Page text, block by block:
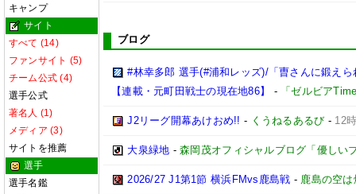
キャンプ
サイト
すべて (14)
ファンサイト (5)
チーム公式 (4)
選手公式
著名人 (1)
メディア (3)
サイトを推薦
選手
選手名鑑
ブログ
#林幸多郎 選手(#浦和レッズ)/「曺さんに鍛え
【連載・元町田戦士の現在地86】
- 「ゼルビア
J2リーグ開幕あけおめ!! - くうねるあるび - 12
大泉緑地 -森岡茂オフィシャルブログ「優しい
2026/27 J1第1節 横浜FMvs鹿島戦 - 鹿島の空